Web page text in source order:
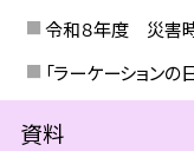
令和８年度 災害
「ラーケーションの
資料